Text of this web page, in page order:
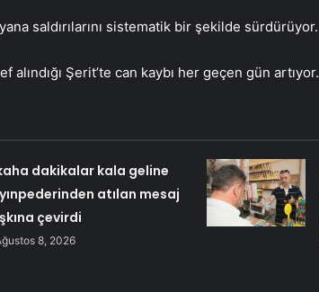
saldırılarını sistematik bir şekilde sürdürüyor.
alındığı Şerit’te can kaybı her geçen gün artıyor.
dakikalar kala geline
atılan mesaj
çevirdi
8, 2026